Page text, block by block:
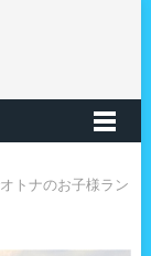
トナのお子様ラン